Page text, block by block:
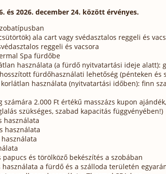
és 2026. december 24. között érvényes.
ala cart vagy svédasztalos reggeli és
reggeli és vacsora
Spa fürdőbe
használata (a fürdő nyitvatartási ideje alatt):
fürdőhasználati lehetőség (pénteken és
használata (nyitvatartási időben): finn
2.000 Ft értékű masszázs kupon
szükséges, szabad kapacitás függvényében!)
használata
használata
és törölköző bekészítés a szobában
használata a fürdő és a szálloda területén